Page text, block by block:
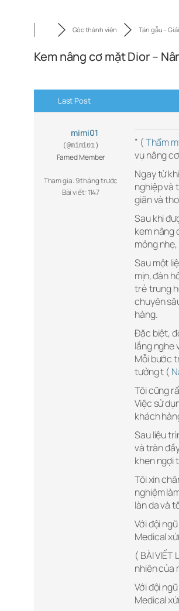
Góc thành viên Tán gẫu –
Kem nâng cơ mặt Dior –
Last Post
mimi01
(@mimi01)
Famed Member
Tham gia: 9 tháng trước
Bài viết: 1147
” (Thẩm
vụ nâng
Ngay từ
nghiệp và
giãn và
Sau khi
kem nâng
mỏng
Sau một
mịn, đàn
trẻ trung
chuyên
hàng.
Đặc biệt,
lắng nghe
Mỗi bước
tưởng t (
Tôi cũng
Việc sử
khách
Sau liệu
và tràn
khen ngợi
Tôi xin
nghiệm
làn da và
Với đội
Medical
( BÀI VIẾT
nhiên của
Với đội
Medical